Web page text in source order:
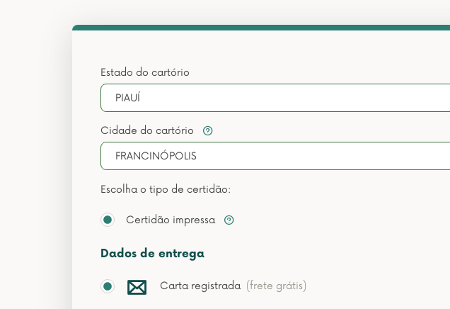
Estado do cartório
PIAUÍ
Cidade do cartório
FRANCINÓPOLIS
Escolha o tipo de certidão:
Certidão impressa
Dados de entrega
Carta registrada (frete grátis)